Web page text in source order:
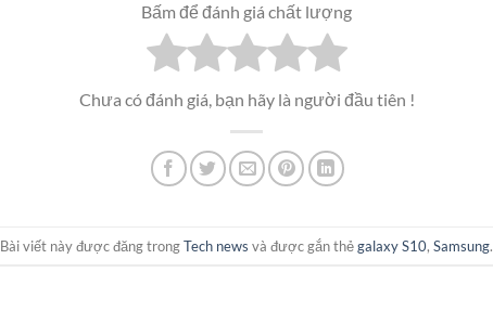
Bấm để đánh giá chất lượng
Chưa có đánh giá, bạn hãy là người đầu tiên !
Bài viết này được đăng trongTech news và được gắn thẻgalaxy S10, Samsung.